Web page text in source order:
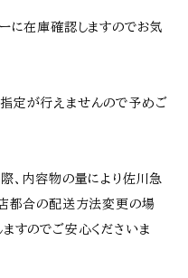
に在庫確認しますのでお気
定が行えませんので予めご
、内容物の量により佐川急
都合の配送方法変更の場
すのでご安心くださいま